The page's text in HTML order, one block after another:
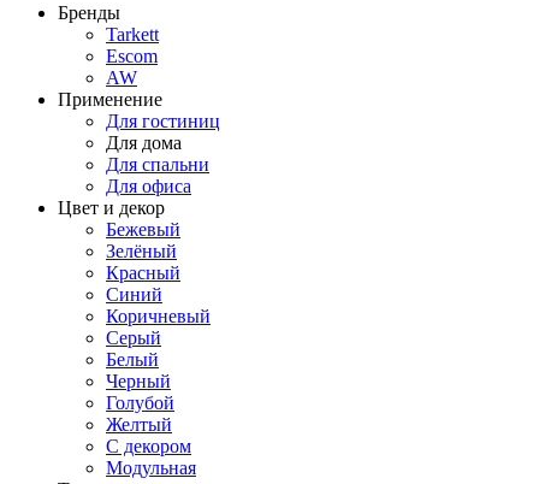
Бренды
Tarkett
Escom
AW
Применение
Для гостиниц
Для дома
Для спальни
Для офиса
Цвет и декор
Бежевый
Зелёный
Красный
Синий
Коричневый
Серый
Белый
Черный
Голубой
Желтый
С декором
Модульная